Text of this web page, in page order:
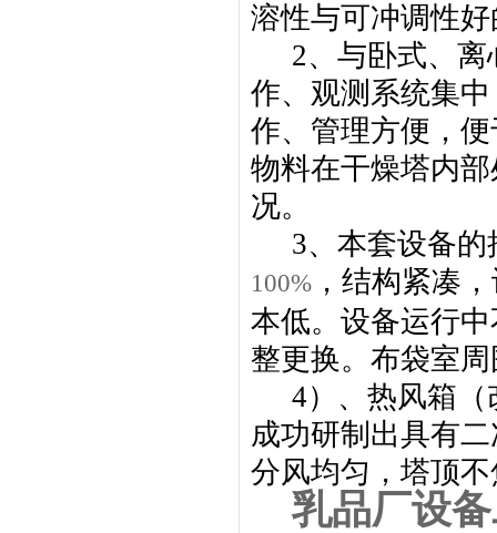
溶性与可冲调性
2、与卧式、
作、观测系统集
作、管理方便，
物料在干燥塔内
况。
3、本套设备
100% ，结构紧凑
本低。设备运行
整更换。布袋室
4）、热风箱
成功研制出具有
分风均匀，塔顶
乳品厂设